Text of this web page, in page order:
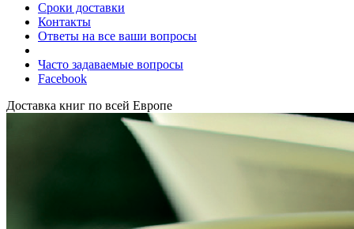
Сроки доставки
Контакты
Ответы на все ваши вопросы
Часто задаваемые вопросы
Facebook
Доставка книг по всей Европе